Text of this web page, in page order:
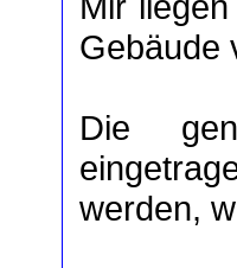
Gebäude
Die
werden,